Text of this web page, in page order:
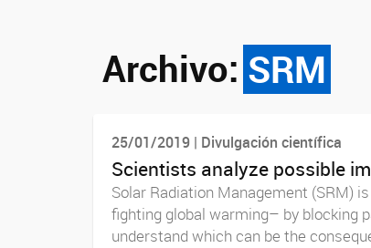
Archivo: SRM
25/01/2019 | Divulgación científica
Scientists analyze possible
Solar Radiation Management (SRM)
fighting global warming– by blocking
understand which can be the